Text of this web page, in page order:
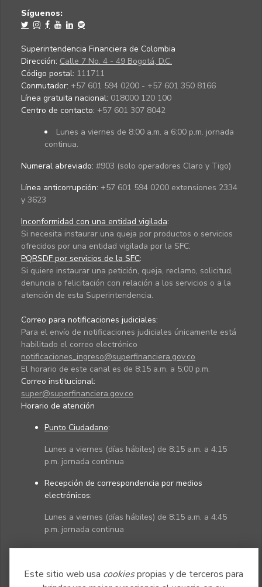
Este sitio web usa cookiespropias y de terceros para
Síguenos:
Superintendencia Financiera de Colombia
Dirección: Calle 7 No. 4 - 49 Bogotá, D.C.
Código postal: 111711
Conmutador: +57 601 594 0200 - +57 601 350 8166
Línea gratuita nacional: 018000 120 100
Centro de contacto: +57 601 307 8042
Lunes a viernes de 8:00 a.m. a 6:00 p.m. jornada
continua.
Numeral abreviado: #903 (solo operadores Claro y Tigo)
Línea anticorrupción: +57 601 594 0200 extensiones 2334
y 3623
Inconformidad con una entidad vigilada:
Si necesita instaurar una queja por productos o servicios
ofrecidos por una entidad vigilada por la SFC.
PQRSDF por servicios de la SFC:
Si quiere instaurar una petición, queja, reclamo, solicitud,
denuncia o felicitación con relación a los servicios o a la
atención de esta Superintendencia.
Correo para notificaciones judiciales:
Para el envío de notificaciones judiciales únicamente está
habilitado el correo electrónico
notificaciones_ingreso@superfinanciera.gov.co
El horario de este canal es de 8:15 a.m. a 5:00 p.m.
Correo institucional:
super@superfinanciera.gov.co
Horario de atención
Punto Ciudadano:
Lunes a viernes (días hábiles) de 8:15 a.m. a 4:15
p.m. jornada continua
Recepción de correspondencia por medios
electrónicos:
Lunes a viernes (días hábiles) de 8:15 a.m. a 4:45
p.m. jornada continua